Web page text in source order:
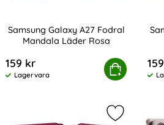
Samsung Galaxy A27 Fodral
Mandala Läder Rosa
159 kr
Tillgänglighet:
Lagervara
Köp
Galaxy A27 Fodral
Markera